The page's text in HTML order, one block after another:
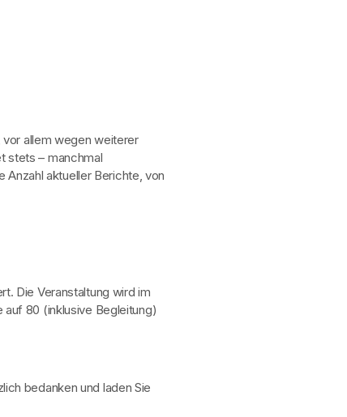
vor allem wegen weiterer
stets – manchmal
aktueller Berichte, von
Die Veranstaltung wird im
80 (inklusive Begleitung)
bedanken und laden Sie